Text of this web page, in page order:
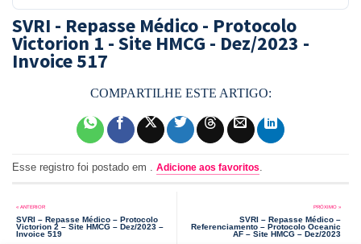
SVRI - Repasse Médico - Protocolo
Victorion 1 - Site HMCG - Dez/2023 -
Invoice 517
Esse registro foi postado em . Adicione aos favoritos.
SVRI – Repasse Médico – Protocolo
Victorion 2 – Site HMCG – Dez/2023 –
Invoice 519
SVRI – Repasse Médico –
Referenciamento – Protocolo Oceanic
AF – Site HMCG – Dez/2023